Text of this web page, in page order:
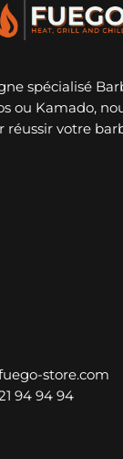
spécialisé
ou Kamado,
réussir votre
store.com
94 94 94